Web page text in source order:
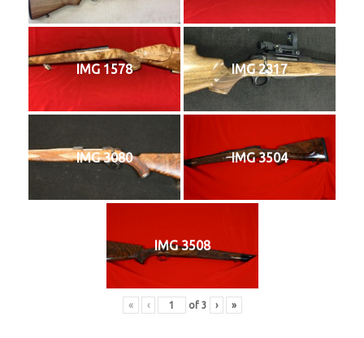
IMG 1578 IMG 2317
IMG 3080 IMG 3504
IMG 3508
« ‹ of 3 › »